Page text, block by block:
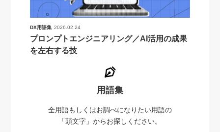
DX用語集 2026.02.24
プロンプトエンジニアリング／AI活用の成果
を左右する技
用語集
全用語もしくはお調べになりたい用語の
「頭文字」からお探しください。